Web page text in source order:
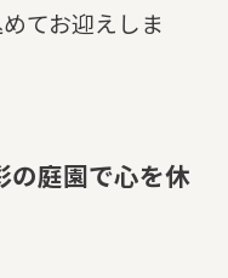
てお迎えしま
の庭園で心を休